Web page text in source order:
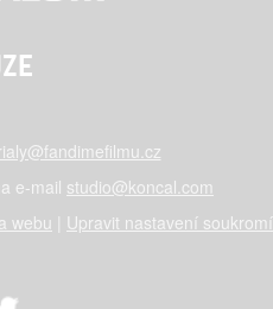
e-mail studio@koncal.com
webu Upravit nastavení soukromí